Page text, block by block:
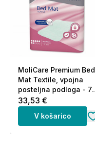
MoliCare Premium Bed
Mat Textile, vpojna
posteljna podloga - 7
kapljic - 85 x 90 cm (1
kos)
33,53 €
V košarico